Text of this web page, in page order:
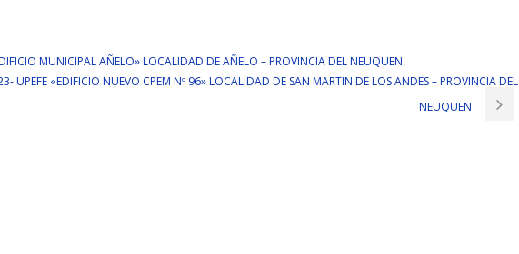
MUNICIPAL AÑELO» LOCALIDAD DE AÑELO – PROVINCIA DEL NEUQUEN.
UPEFE «EDIFICIO NUEVO CPEM Nº 96» LOCALIDAD DE SAN MARTIN DE LOS ANDES – PROVINCIA DEL
NEUQUEN